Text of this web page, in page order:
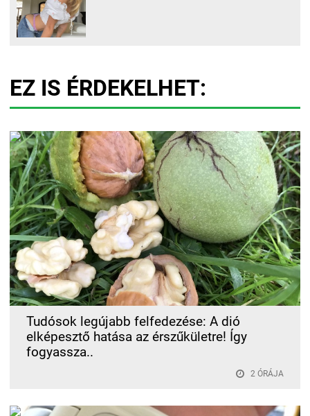
EZ IS ÉRDEKELHET:
Tudósok legújabb felfedezése: A dió
elképesztő hatása az érszűkületre! Így
fogyassza..
2 ÓRÁJA